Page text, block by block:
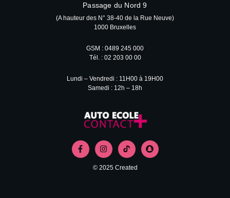
Passage du Nord 9
(A hauteur des N° 38-40 de la Rue Neuve)
1000 Bruxelles
GSM : 0489 245 000
Tél. : 02 203 00 00
Lundi – Vendredi : 11H00 à 19H00
Samedi : 12h – 18h
© 2025 Created